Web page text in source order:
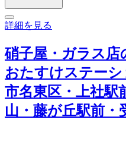
詳細を見る
硝子屋・ガラス店
おたすけステー
市名東区・上社駅
山・藤が丘駅前・